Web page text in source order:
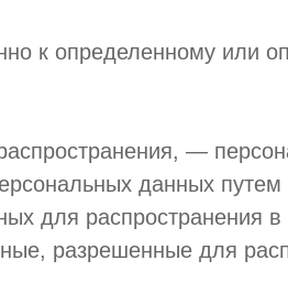
к определенному или
—
данных путем
для распространения в
разрешенные для